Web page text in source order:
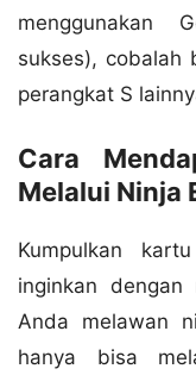
menggunakan
sukses), cobalah
perangkat S
Cara
Melalui Ninja
Kumpulkan
inginkan
Anda melawan
hanya bisa